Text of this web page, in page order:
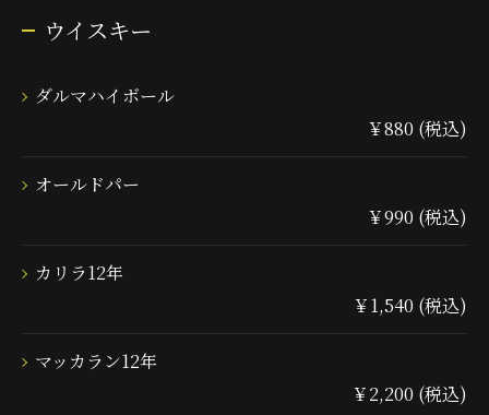
ウイスキー
ダルマハイボール
￥880 (税込)
オールドパー
￥990 (税込)
カリラ12年
￥1,540 (税込)
マッカラン12年
￥2,200 (税込)